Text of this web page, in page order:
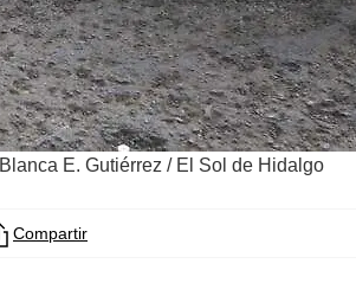
Blanca E. Gutiérrez / El Sol de Hidalgo
Compartir